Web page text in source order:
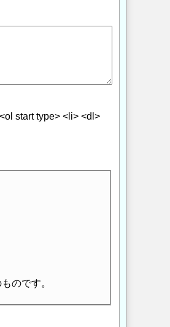
start type> <li> <dl>
のです。